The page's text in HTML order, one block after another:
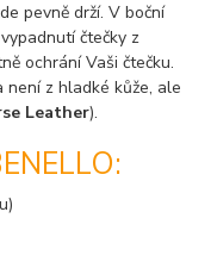
pevně drží. V boční
čtečky z
ochrání Vaši čtečku.
není z hladké kůže, ale
Leather).